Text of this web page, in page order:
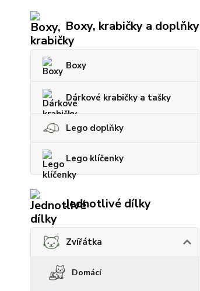
Boxy, krabičky a doplňky
Boxy
Dárkové krabičky a tašky
Lego doplňky
Lego klíčenky
Jednotlivé dílky
Zvířátka
Domácí